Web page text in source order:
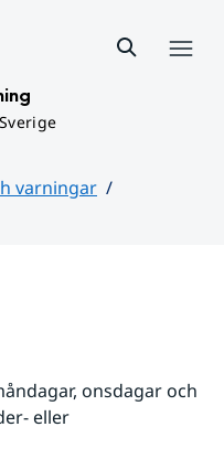
varningar
onsdagar och
eller